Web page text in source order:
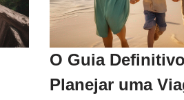
O Guia
Planejar uma